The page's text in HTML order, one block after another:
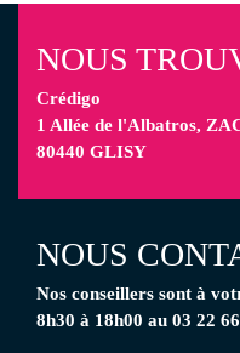
NOUS
Crédigo
1 Allée de l'Albatros,
80440 GLISY
NOUS
Nos conseillers sont à
8h30 à 18h00 au 03 22